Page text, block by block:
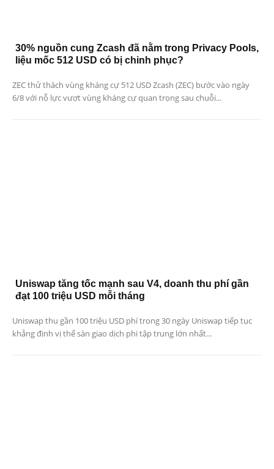
30% nguồn cung Zcash đã nằm trong Privacy Pools,
liệu mốc 512 USD có bị chinh phục?
ZEC thử thách vùng kháng cự 512 USD Zcash (ZEC) bước vào ngày
6/8 với nỗ lực vượt vùng kháng cự quan trọng sau chuỗi...
Uniswap tăng tốc mạnh sau V4, doanh thu phí gần
đạt 100 triệu USD mỗi tháng
Uniswap thu gần 100 triệu USD phí trong 30 ngày Uniswap tiếp tục
khẳng định vị thế sàn giao dịch phi tập trung lớn nhất...